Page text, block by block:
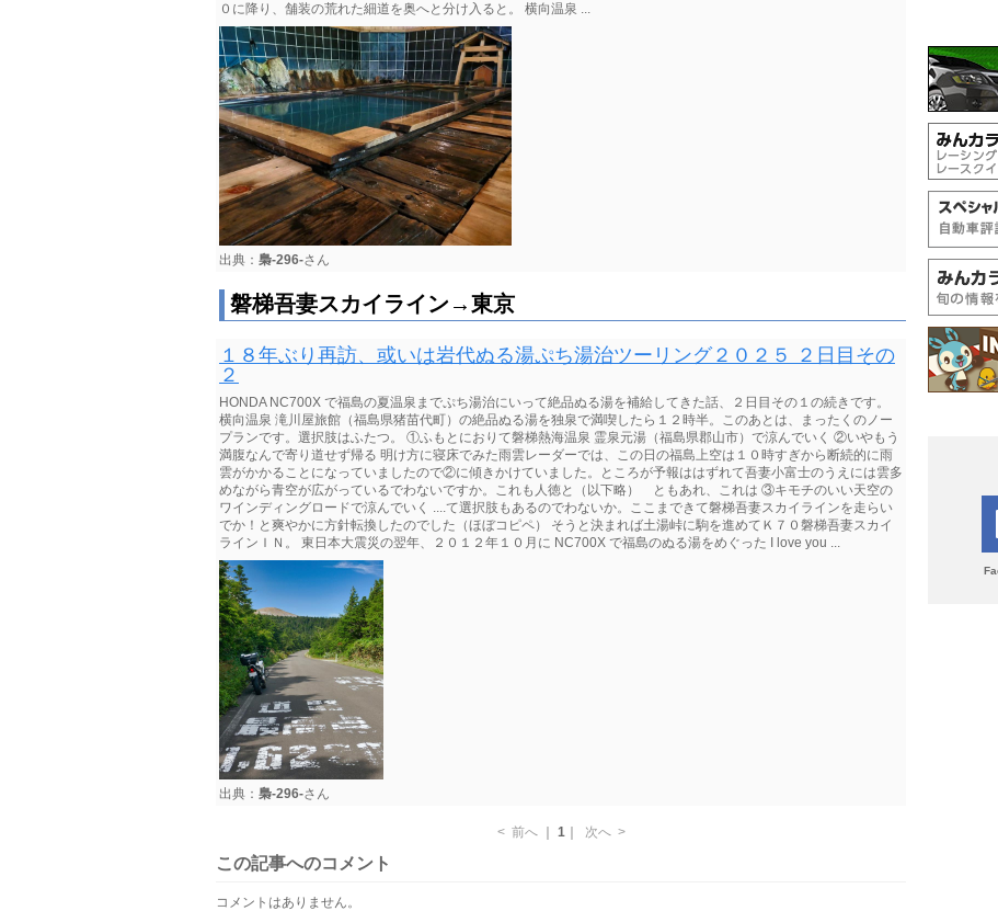
０に降り、舗装の荒れた細道を奥へと分け入ると。 横向温泉 ...
出典： 梟-296-さん
磐梯吾妻スカイライン→東京
１８年ぶり再訪、或いは岩代ぬる湯ぷち湯治ツーリング２０２５ ２日目その
２
HONDA NC700X で福島の夏温泉までぷち湯治にいって絶品ぬる湯を補給してきた話、２日目その１の続きです。
横向温泉 滝川屋旅館（福島県猪苗代町）の絶品ぬる湯を独泉で満喫したら１２時半。このあとは、まったくのノー
プランです。選択肢はふたつ。 ①ふもとにおりて磐梯熱海温泉 霊泉元湯（福島県郡山市）で涼んでいく ②いやもう
満腹なんで寄り道せず帰る 明け方に寝床でみた雨雲レーダーでは、この日の福島上空は１０時すぎから断続的に雨
雲がかかることになっていましたので②に傾きかけていました。ところが予報ははずれて吾妻小富士のうえには雲多
めながら青空が広がっているでわないですか。これも人徳と（以下略） ともあれ、これは ③キモチのいい天空の
ワインディングロードで涼んでいく ....て選択肢もあるのでわないか。ここまできて磐梯吾妻スカイラインを走らい
でか！と爽やかに方針転換したのでした（ほぼコピペ） そうと決まれば土湯峠に駒を進めてＫ７０磐梯吾妻スカイ
ラインＩＮ。 東日本大震災の翌年、２０１２年１０月に NC700X で福島のぬる湯をめぐった I love you ...
出典： 梟-296-さん
< 前へ 1｜ 次へ >
この記事へのコメント
コメントはありません。